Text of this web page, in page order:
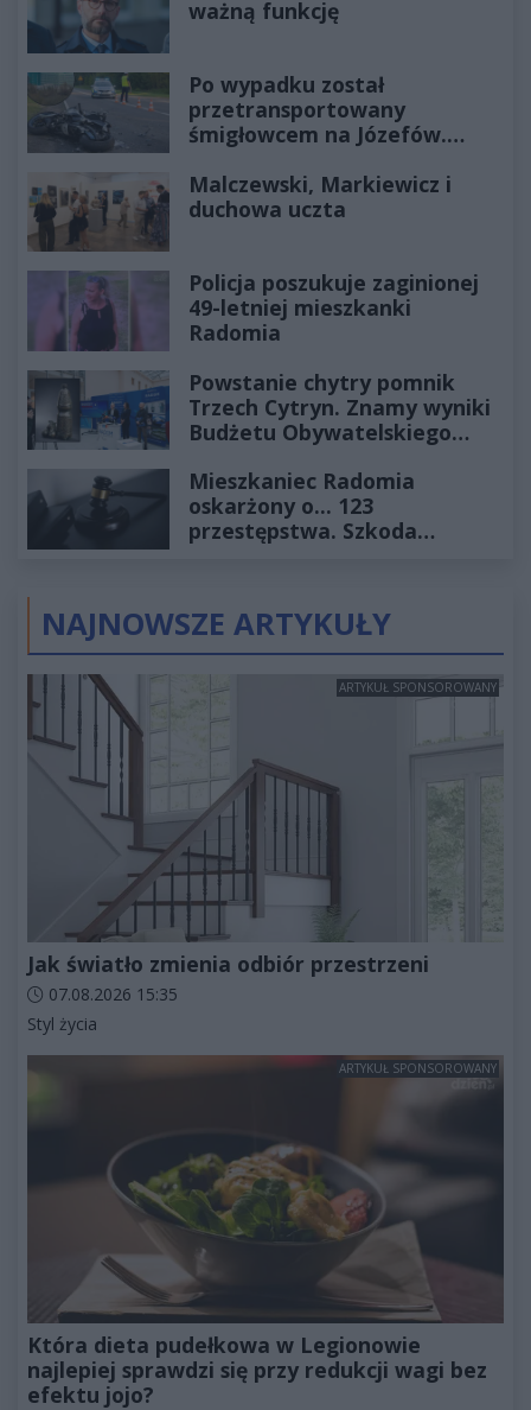
ważną funkcję
Po wypadku został
przetransportowany
śmigłowcem na Józefów.
Malczewski, Markiewicz i
duchowa uczta
Policja poszukuje zaginionej
49-letniej mieszkanki
Radomia
Powstanie chytry pomnik
Trzech Cytryn. Znamy wyniki
Budżetu Obywatelskiego
Mieszkaniec Radomia
oskarżony o... 123
przestępstwa. Szkoda
NAJNOWSZE ARTYKUŁY
ARTYKUŁ SPONSOROWANY
Jak światło zmienia odbiór przestrzeni
Data dodania artykułu:
07.08.2026 15:35
Kategorie artykułu:
Styl życia
ARTYKUŁ SPONSOROWANY
Która dieta pudełkowa w Legionowie
najlepiej sprawdzi się przy redukcji wagi bez
efektu jojo?